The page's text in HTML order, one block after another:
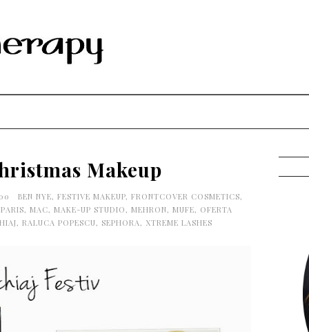
Makeup
BEN NYE, FESTIVE MAKEUP, FRONTCOVER COSMETICS,
, MAC, MAKE-UP STUDIO, MEHRON, MUFE, OFERTA
, RALUCA POPESCU, SEPHORA, XTREME LASHES